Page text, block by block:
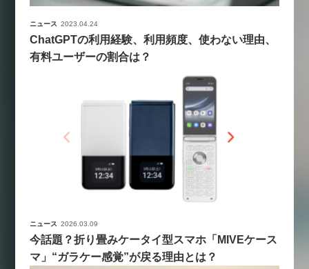
ニュース 2023.04.24
ChatGPTの利用経験、利用頻度、使わない理由、
有料ユーザーの割合は？
ニュース 2026.03.09
今話題？折り畳みケータイ型スマホ「MIVEケース
マ」“ガラケー感覚”が戻る理由とは？